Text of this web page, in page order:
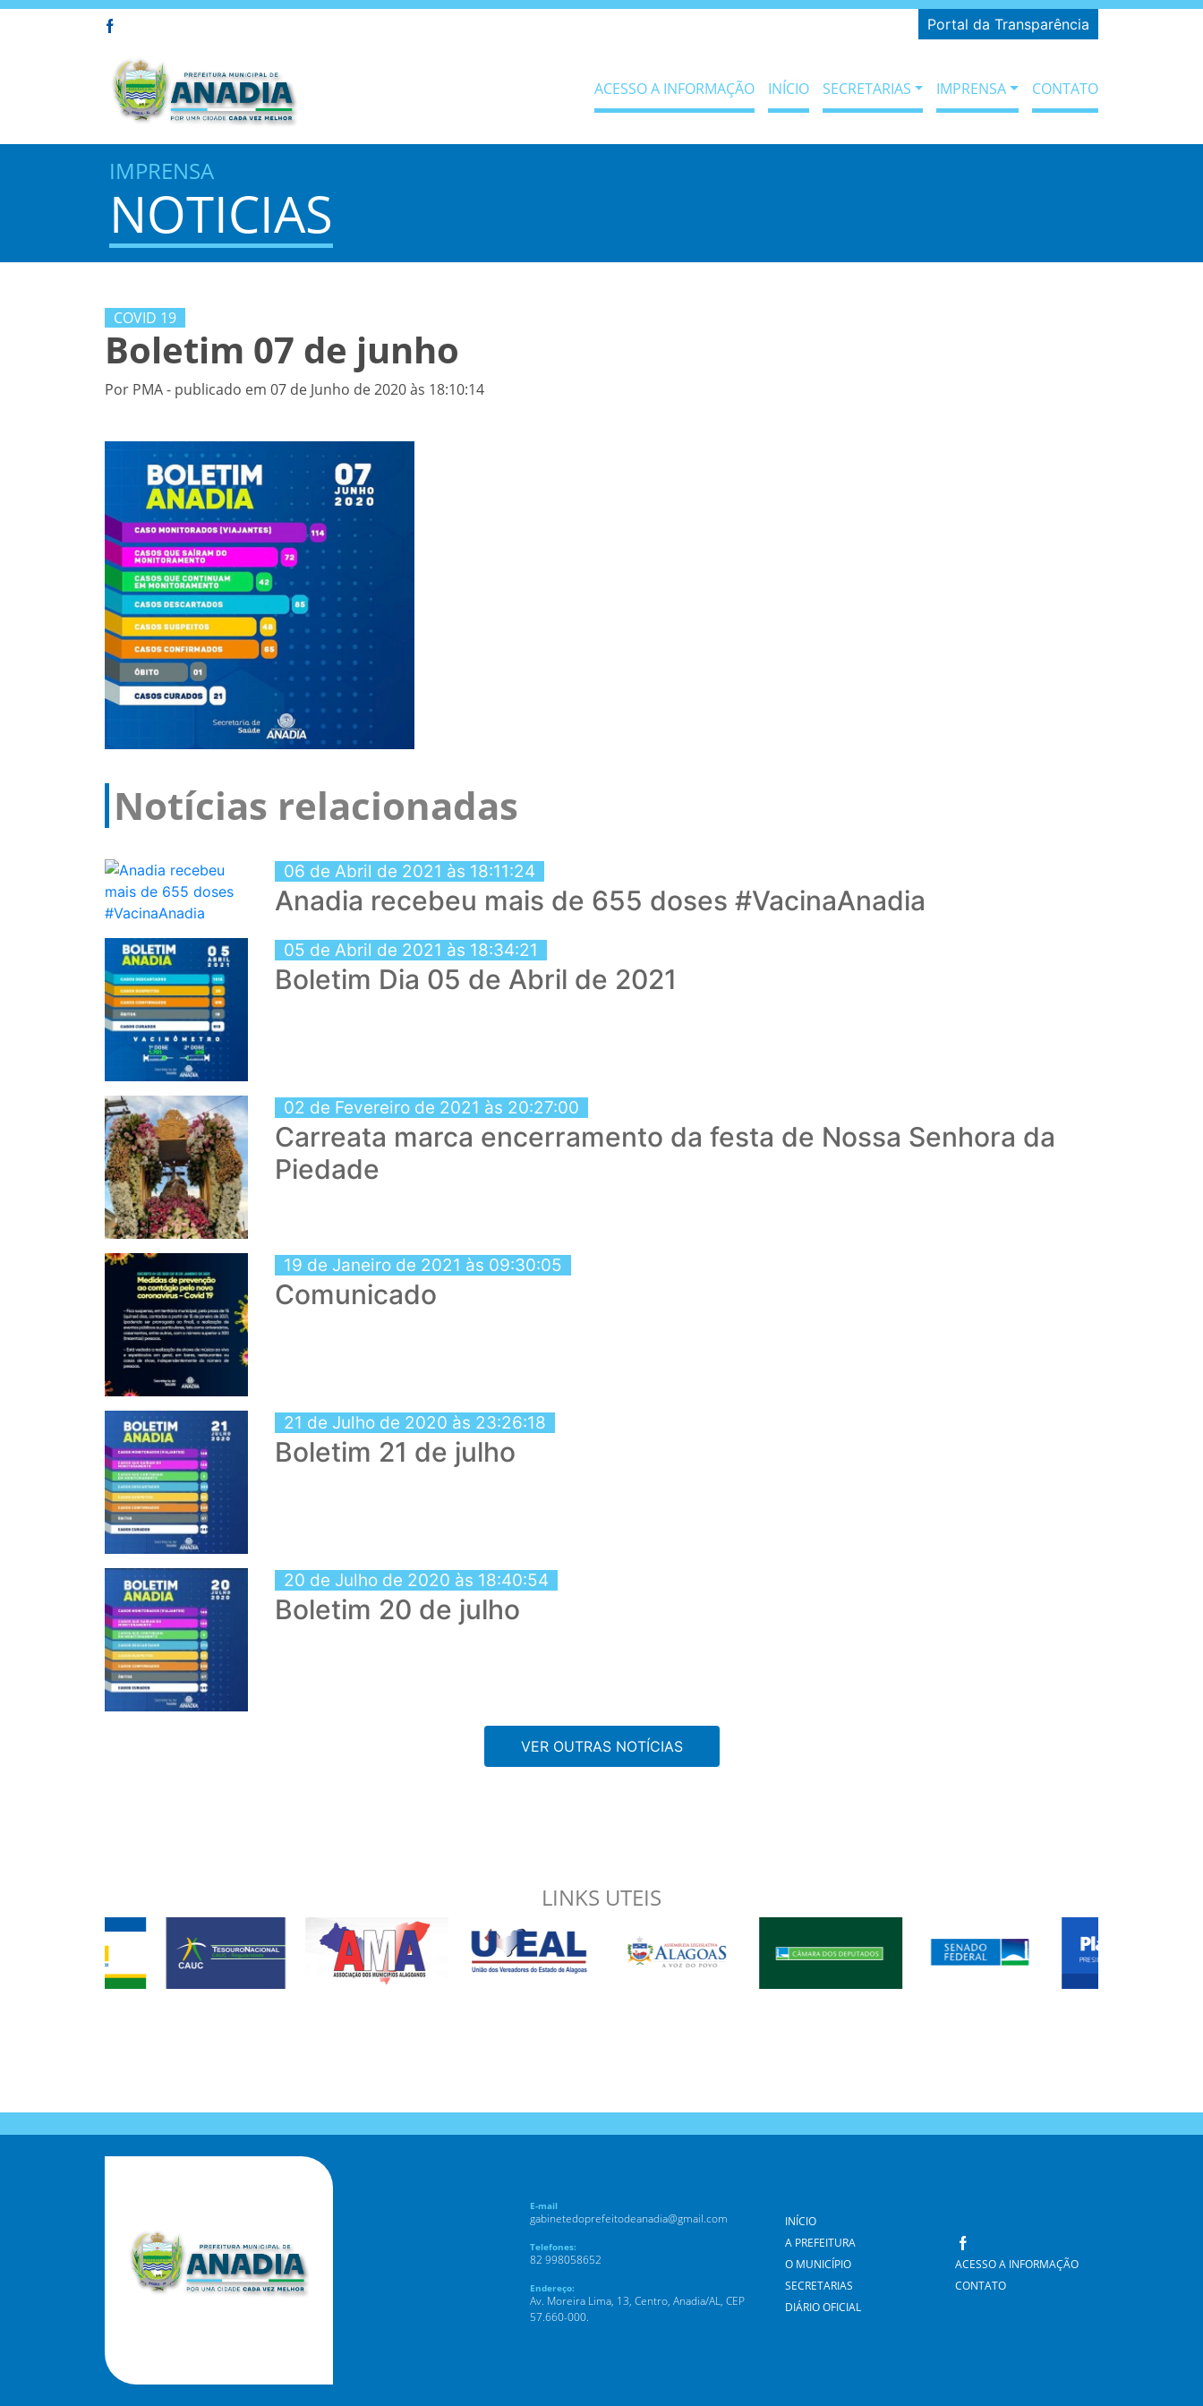
Portal da Transparência
ACESSO A INFORMAÇÃO INÍCIO SECRETARIAS IMPRENSA CONTATO
IMPRENSA
NOTICIAS
COVID 19
Boletim 07 de junho
Por PMA - publicado em 07 de Junho de 2020 às 18:10:14
Notícias relacionadas
06 de Abril de 2021 às 18:11:24
Anadia recebeu mais de 655 doses #VacinaAnadia
05 de Abril de 2021 às 18:34:21
Boletim Dia 05 de Abril de 2021
02 de Fevereiro de 2021 às 20:27:00
Carreata marca encerramento da festa de Nossa Senhora da
Piedade
19 de Janeiro de 2021 às 09:30:05
Comunicado
21 de Julho de 2020 às 23:26:18
Boletim 21 de julho
20 de Julho de 2020 às 18:40:54
Boletim 20 de julho
VER OUTRAS NOTÍCIAS
LINKS UTEIS
E-mail
gabinetedoprefeitodeanadia@gmail.com
Telefones:
82 998058652
Endereço:
Av. Moreira Lima, 13, Centro, Anadia/AL, CEP
57.660-000.
INÍCIO
A PREFEITURA
O MUNICÍPIO
SECRETARIAS
DIÁRIO OFICIAL
ACESSO A INFORMAÇÃO
CONTATO